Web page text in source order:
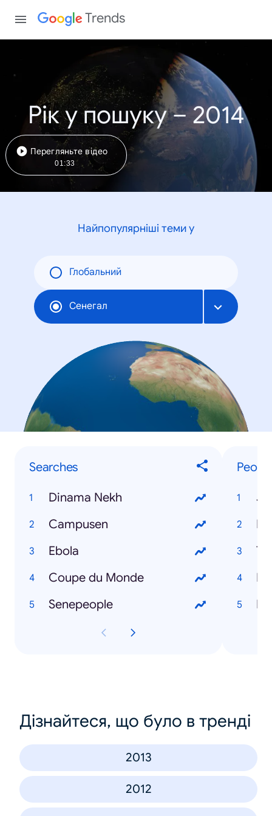
Trends
Рік у пошуку – 2014
Перегляньте відео
01:33
Найпопулярніші теми у
Глобальний
Сенегал
Searches
Dinama Nekh
Campusen
Ebola
Coupe du Monde
Senepeople
Di
Дізнайтеся, що було в тренді
2013
2012